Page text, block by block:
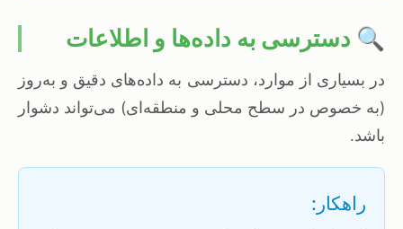
🔍 دسترسی به داده‌ها و اطلاعات
در بسیاری از موارد، دسترسی به داده‌های دقیق و به‌روز
(به خصوص در سطح محلی و منطقه‌ای) می‌تواند دشوار
باشد.
راهکار: